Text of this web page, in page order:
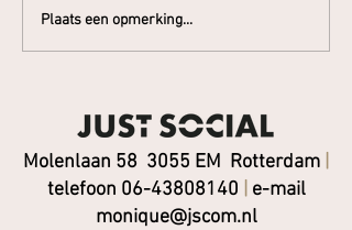
Duingeest - de Otterschelp
Plaats een opmerking...
Molenlaan 58 3055 EM Rotterdam |
telefoon 06-43808140 |e-mail
monique@jscom.nl